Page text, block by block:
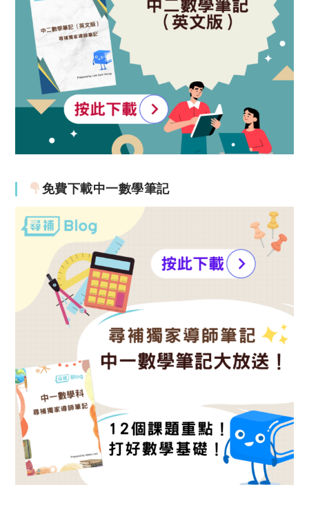
免費下載中一數學筆記